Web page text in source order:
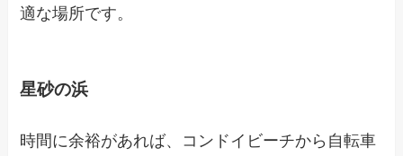
適な場所です。
星砂の浜
時間に余裕があれば、コンドイビーチから自転車